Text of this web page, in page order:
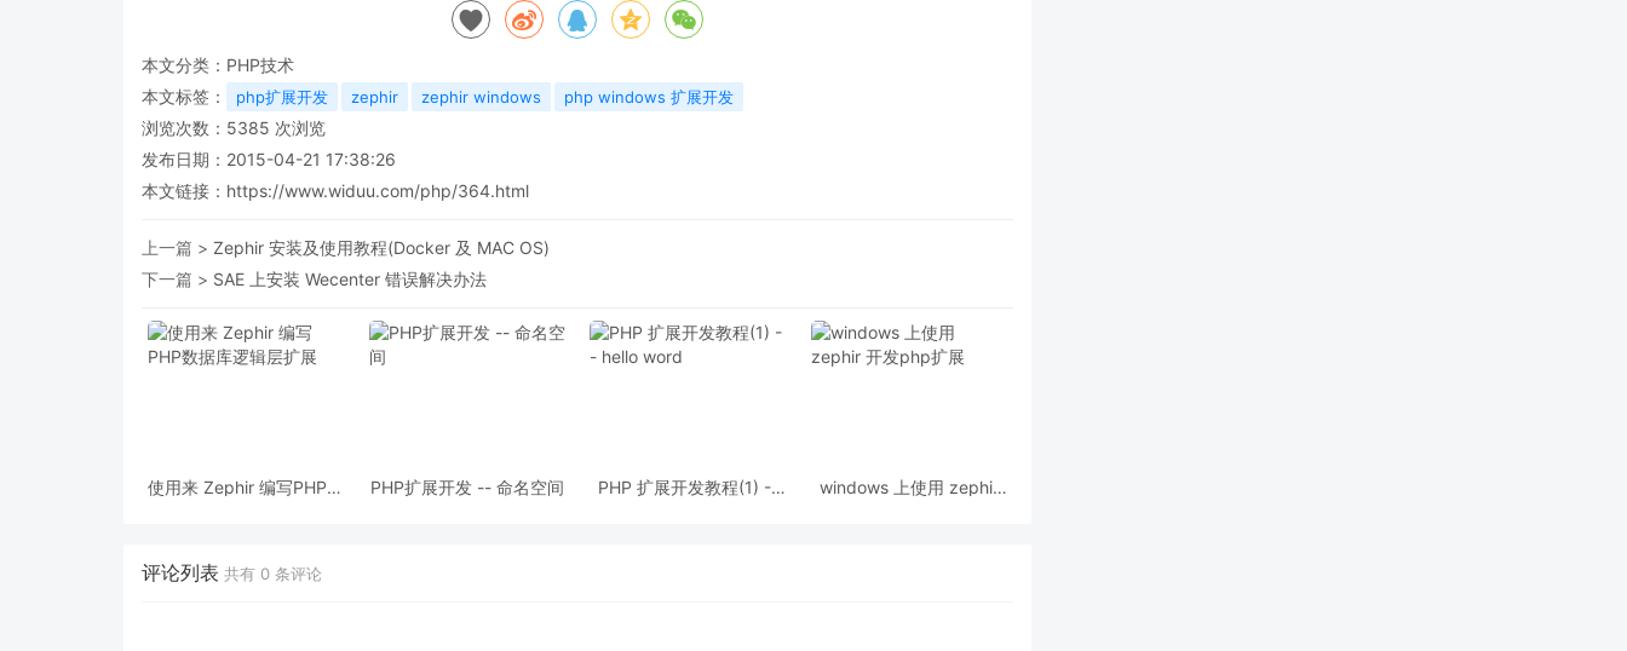
本文分类： PHP技术
本文标签：
php扩展开发 zephir zephir windows php windows 扩展开发
浏览次数： 5385 次浏览
发布日期：2015-04-21 17:38:26
本文链接： https://www.widuu.com/php/364.html
上一篇 > Zephir 安装及使用教程(Docker 及 MAC OS)
下一篇 > SAE 上安装 Wecenter 错误解决办法
使用来 Zephir 编写PHP数
PHP扩展开发 -- 命名空间
PHP 扩展开发教程(1) --
windows 上使用 zephir
评论列表 共有 0 条评论